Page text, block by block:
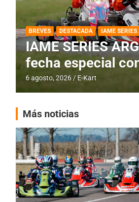
DESTACADA IAME SERIES
IAME SERIES
fecha con
4 agosto, 2026 E-Kart
Más noticias